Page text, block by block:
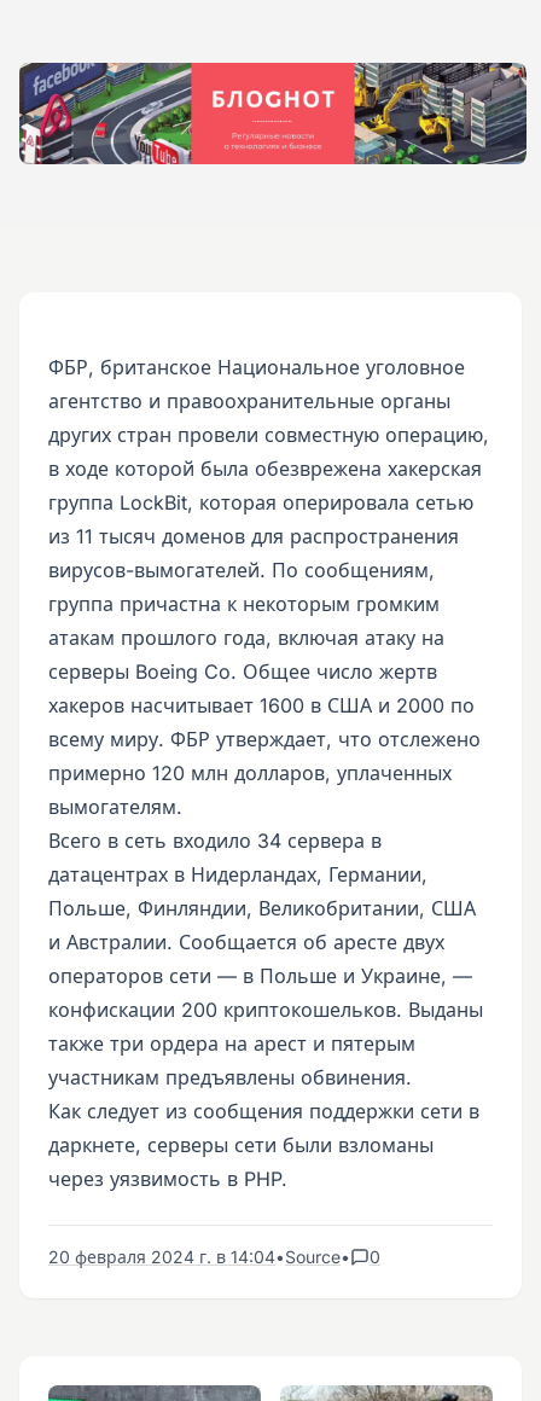
ФБР, британское Национальное уголовное
агентство и правоохранительные органы
других стран провели совместную операцию,
в ходе которой была обезврежена хакерская
группа LockBit, которая оперировала сетью
из 11 тысяч доменов для распространения
вирусов-вымогателей. По сообщениям,
группа причастна к некоторым громким
атакам прошлого года, включая атаку на
серверы Boeing Co. Общее число жертв
хакеров насчитывает 1600 в США и 2000 по
всему миру. ФБР утверждает, что отслежено
примерно 120 млн долларов, уплаченных
вымогателям.
Всего в сеть входило 34 сервера в
датацентрах в Нидерландах, Германии,
Польше, Финляндии, Великобритании, США
и Австралии. Сообщается об аресте двух
операторов сети — в Польше и Украине, —
конфискации 200 криптокошельков. Выданы
также три ордера на арест и пятерым
участникам предъявлены обвинения.
Как следует из сообщения поддержки сети в
даркнете, серверы сети были взломаны
через уязвимость в PHP.
20 февраля 2024 г. в 14:04•Source• 0